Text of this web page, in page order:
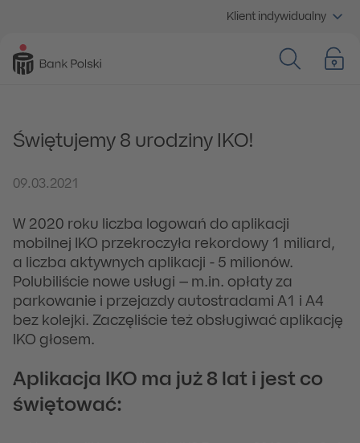
Klient indywidualny
Świętujemy 8 urodziny IKO!
09.03.2021
W 2020 roku liczba logowań do aplikacji
mobilnej IKO przekroczyła rekordowy 1 miliard,
a liczba aktywnych aplikacji - 5 milionów.
Polubiliście nowe usługi – m.in. opłaty za
parkowanie i przejazdy autostradami A1 i A4
bez kolejki. Zaczęliście też obsługiwać aplikację
IKO głosem.
Aplikacja IKO ma już 8 lat i jest co
świętować: